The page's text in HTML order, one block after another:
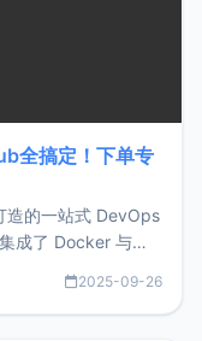
全搞定！下单专
造的一站式 DevOps
成了 Docker 与常
定运维与数据库操
2025-09-26